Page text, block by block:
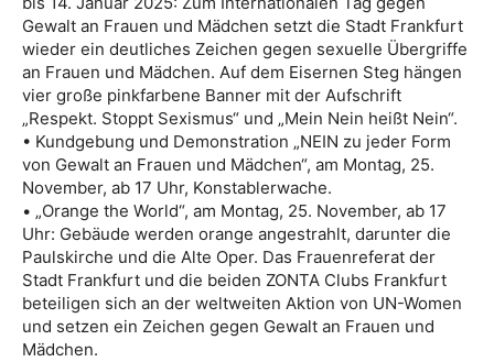
Gewalt an Frauen und Mädchen setzt die Stadt Frankfurt
wieder ein deutliches Zeichen gegen sexuelle Übergriffe
an Frauen und Mädchen. Auf dem Eisernen Steg hängen
vier große pinkfarbene Banner mit der Aufschrift
„Respekt. Stoppt Sexismus“ und „Mein Nein heißt Nein“.
• Kundgebung und Demonstration „NEIN zu jeder Form
von Gewalt an Frauen und Mädchen“, am Montag, 25.
November, ab 17 Uhr, Konstablerwache.
• „Orange the World“, am Montag, 25. November, ab 17
Uhr: Gebäude werden orange angestrahlt, darunter die
Paulskirche und die Alte Oper. Das Frauenreferat der
Stadt Frankfurt und die beiden ZONTA Clubs Frankfurt
beteiligen sich an der weltweiten Aktion von UN-Women
und setzen ein Zeichen gegen Gewalt an Frauen und
Mädchen.